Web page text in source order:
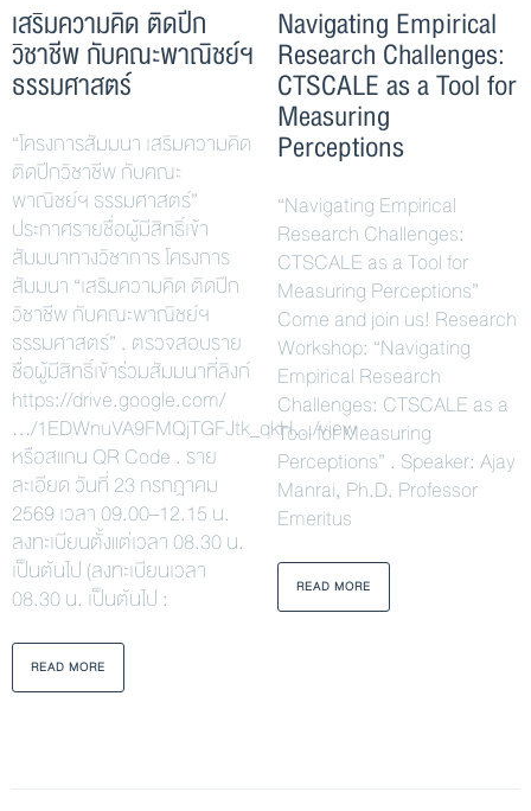
เสริมความคิด ติดปีก
วิชาชีพ กับคณะพาณิชย์ฯ
ธรรมศาสตร์
“โครงการสัมมนา เสริมความคิด
ติดปีกวิชาชีพ กับคณะ
พาณิชย์ฯ ธรรมศาสตร์”
ประกาศรายชื่อผู้มีสิทธิ์เข้า
สัมมนาทางวิชาการ โครงการ
สัมมนา “เสริมความคิด ติดปีก
วิชาชีพ กับคณะพาณิชย์ฯ
ธรรมศาสตร์” . ตรวจสอบราย
ชื่อผู้มีสิทธิ์เข้าร่วมสัมมนาที่ลิงก์
https://drive.google.com/
…/1EDWnuVA9FMQjTGFJtk_qkH…/view
หรือสแกน QR Code . ราย
ละเอียด วันที่ 23 กรกฎาคม
2569 เวลา 09.00–12.15 น.
ลงทะเบียนตั้งแต่เวลา 08.30 น.
เป็นต้นไป (ลงทะเบียนเวลา
08.30 น. เป็นต้นไป :
READ MORE
Navigating Empirical
Research Challenges:
CTSCALE as a Tool for
Measuring
Perceptions
“Navigating Empirical
Research Challenges:
CTSCALE as a Tool for
Measuring Perceptions”
Come and join us! Research
Workshop: “Navigating
Empirical Research
Challenges: CTSCALE as a
Tool for Measuring
Perceptions” . Speaker: Ajay
Manrai, Ph.D. Professor
Emeritus
READ MORE